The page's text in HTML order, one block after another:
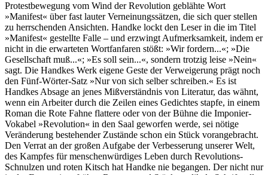
Protestbewegung vom Wind der Revolution geblähte Wort
»Manifest« über fast lauter Verneinungssätzen, die sich quer stellen
zu herrschenden Ansichten. Handke lockt den Leser in die im Titel
»Manifest« gestellte Falle – und erzwingt Aufmerksamkeit, indem er
nicht in die erwarteten Wortfanfaren stößt: »Wir fordern...«; »Die
Gesellschaft muß...«; »Es soll sein...«, sondern trotzig leise »Nein«
sagt. Die Handkes Werk eigene Geste der Verweigerung prägt noch
den Fünf-Wörter-Satz »Nur von sich selber schreiben.« Es ist
Handkes Absage an jenes Mißverständnis von Literatur, das wähnt,
wenn ein Arbeiter durch die Zeilen eines Gedichtes stapfe, in einem
Roman die Rote Fahne flattere oder von der Bühne die Imponier-
Vokabel »Revolution« in den Saal geworfen werde, sei nötige
Veränderung bestehender Zustände schon ein Stück vorangebracht.
Den Verrat an der großen Aufgabe der Verbesserung unserer Welt,
des Kampfes für menschenwürdiges Leben durch Revolutions-
Schnulzen und roten Kitsch hat Handke nie begangen. Der nicht nur